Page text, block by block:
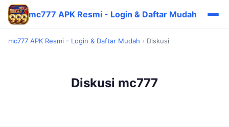
mc777 APK Resmi - Login & Daftar Mudah
mc777 APK Resmi - Login & Daftar Mudah › Diskusi
Diskusi mc777